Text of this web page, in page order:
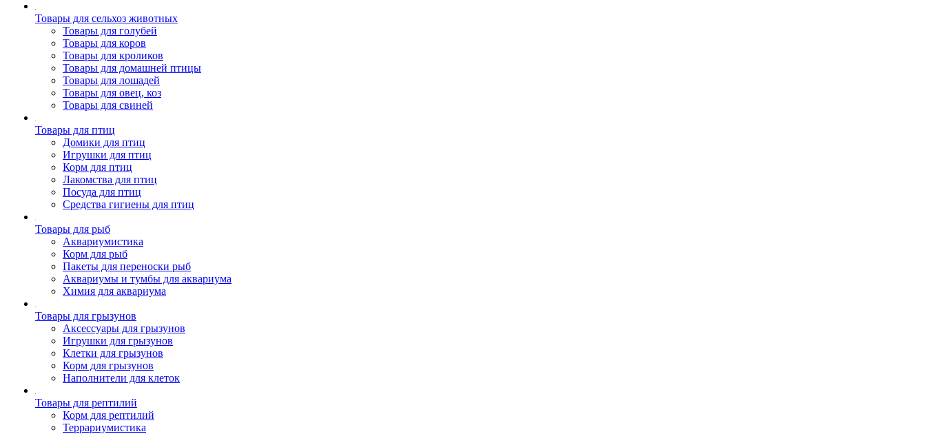
Товары для сельхоз животных
Товары для голубей
Товары для коров
Товары для кроликов
Товары для домашней птицы
Товары для лошадей
Товары для овец, коз
Товары для свиней
Товары для птиц
Домики для птиц
Игрушки для птиц
Корм для птиц
Лакомства для птиц
Посуда для птиц
Средства гигиены для птиц
Товары для рыб
Аквариумистика
Корм для рыб
Пакеты для переноски рыб
Аквариумы и тумбы для аквариума
Химия для аквариума
Товары для грызунов
Аксессуары для грызунов
Игрушки для грызунов
Клетки для грызунов
Корм для грызунов
Наполнители для клеток
Товары для рептилий
Корм для рептилий
Террариумистика